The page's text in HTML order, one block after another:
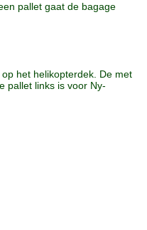
pallet gaat de bagage
het helikopterdek. De met
pallet links is voor Ny-